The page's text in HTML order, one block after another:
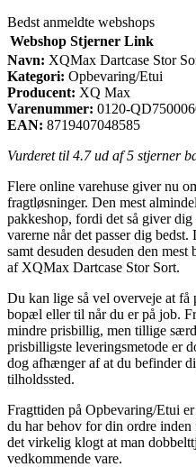
Bedst anmeldte webshops
Webshop Stjerner Link
Navn: XQMax Dartcase Stor
Kategori: Opbevaring/Etui
Producent: XQ Max
Varenummer: 0120-
EAN: 8719407048585
Vurderet til 4.7ud af 5 stjerner
Flere online varehuse giver nu
fragtløsninger. Den mest
pakkeshop, fordi det så giver
varerne når det passer dig
samt desuden desuden den
af XQMax Dartcase Stor Sort.
Du kan lige så vel overveje at
bopæl eller til når du er på job.
mindre prisbillig, men tillige
prisbilligste leveringsmetode er
dog afhænger af at du befinder
tilholdssted.
Fragttiden på Opbevaring/Etui
du har behov for din ordre
det virkelig klogt at man
vedkommende vare.